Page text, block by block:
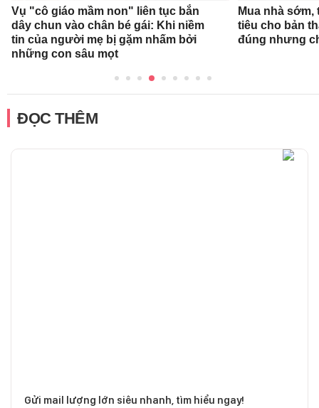
Vụ "cô giáo mầm non" liên tục bắn
dây chun vào chân bé gái: Khi niềm
tin của người mẹ bị gặm nhấm bởi
những con sâu mọt
Mua nhà
tiêu cho bản
đúng nhưng
ĐỌC THÊM
Gửi mail lượng lớn siêu nhanh, tìm hiểu ngay!